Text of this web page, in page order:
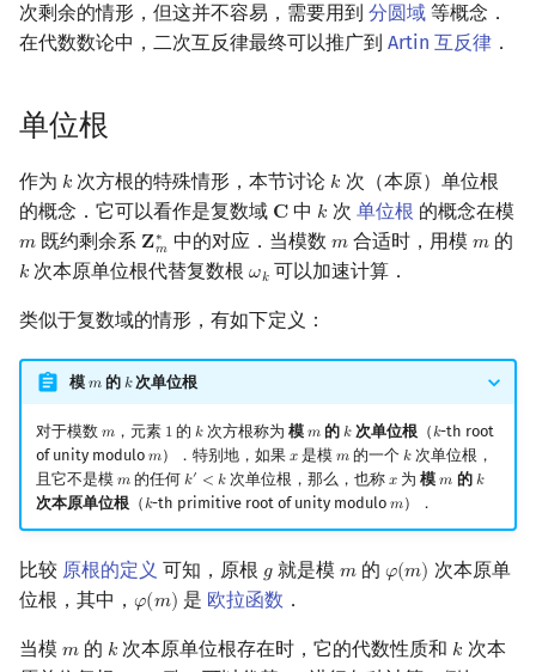
次剩余的情形，但这并不容易，需要用到 分圆域 等概念．
在代数数论中，二次互反律最终可以推广到 Artin 互反律 ．
单位根
作为 𝑘
k 次方根的特殊情形，本节讨论 𝑘
k 次（本原）单位根
的概念．它可以看作是复数域 𝐂
C 中 𝑘
k 次 单位根 的概念在模
𝑚
m 既约剩余系 𝐙∗
𝑚
Zm ∗
中的对应．当模数 𝑚
m合适时，用模 𝑚
m的
𝑘
k 次本原单位根代替复数根𝜔𝑘
ωk 可以加速计算．
类似于复数域的情形，有如下定义：
模 𝑚
m的 𝑘
k次单位根
对于模数 𝑚
m，元素 1
1 的 𝑘
k次方根称为 模 𝑚
m 的 𝑘
k次单位根（𝑘
k-th root
of unity modulo 𝑚
m）．特别地，如果 𝑥
x 是模𝑚
m 的一个 𝑘
k次单位根，
且它不是模 𝑚
m的任何 𝑘′ < 𝑘
k′ k 次单位根，那么，也称𝑥
x 为模𝑚
m 的 𝑘
k
次本原单位根（𝑘
k-th primitive root of unity modulo𝑚
m）．
比较 原根的定义 可知，原根 𝑔
g就是模 𝑚
m的 𝜑(𝑚)
φ(m) 次本原单
位根，其中， 𝜑(𝑚)
φ(m) 是 欧拉函数 ．
当模 𝑚
m 的 𝑘
k 次本原单位根存在时，它的代数性质和 𝑘
k 次本